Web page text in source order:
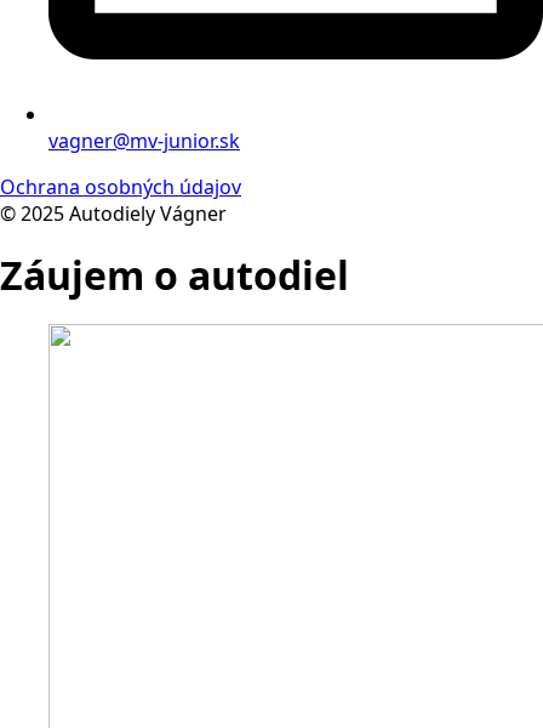
vagner@mv-junior.sk
Ochrana osobných údajov
© 2025 Autodiely Vágner
Záujem o autodiel